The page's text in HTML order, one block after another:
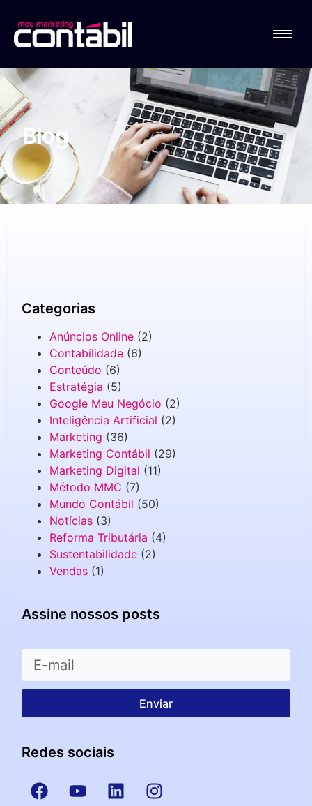
Blog
Categorias
Anúncios Online (2)
Contabilidade (6)
Conteúdo (6)
Estratégia (5)
Google Meu Negócio (2)
Inteligência Artificial (2)
Marketing (36)
Marketing Contábil (29)
Marketing Digital (11)
Método MMC (7)
Mundo Contábil (50)
Notícias (3)
Reforma Tributária (4)
Sustentabilidade (2)
Vendas (1)
Assine nossos posts
Enviar
Redes sociais